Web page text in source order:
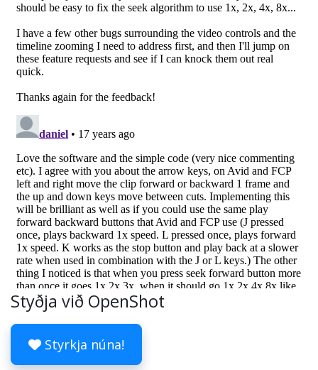
Styðja við OpenShot
Styrkja núna!